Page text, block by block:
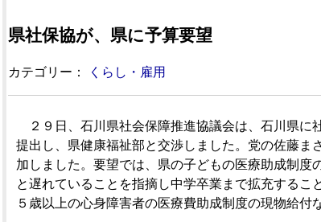
県社保協が、県に予算要望
カテゴリー： くらし・雇用
２９日、石川県社会保障推進協議会は、石川県に
提出し、県健康福祉部と交渉しました。党の佐藤ま
加しました。要望では、県の子どもの医療助成制度
と遅れていることを指摘し中学卒業まで拡充するこ
５歳以上の心身障害者の医療費助成制度の現物給付